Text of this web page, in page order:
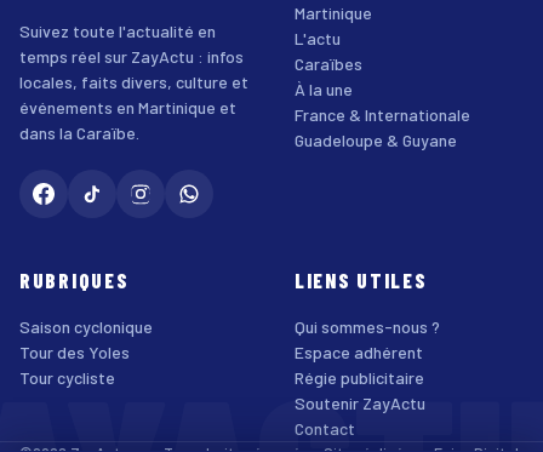
Suivez toute l'actualité en
temps réel sur ZayActu : infos
locales, faits divers, culture et
événements en Martinique et
dans la Caraïbe.
Martinique
L'actu
Caraïbes
À la une
France & Internationale
Guadeloupe & Guyane
RUBRIQUES
Saison cyclonique
Tour des Yoles
Tour cycliste
LIENS UTILES
Qui sommes-nous ?
Espace adhérent
Régie publicitaire
Soutenir ZayActu
Contact